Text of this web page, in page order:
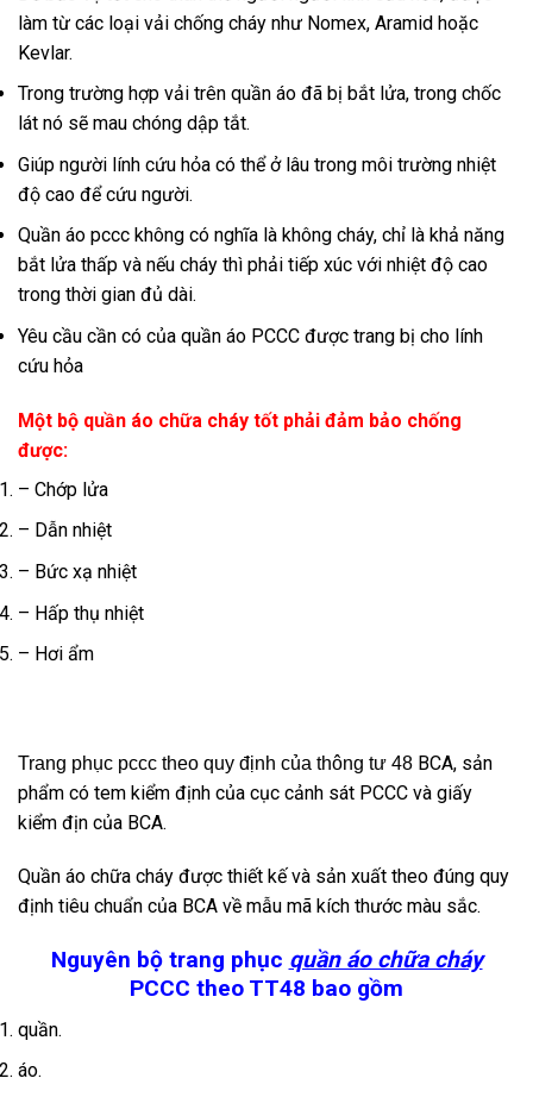
làm từ các loại vải chống cháy như Nomex, Aramid hoặc
Kevlar.
Trong trường hợp vải trên quần áo đã bị bắt lửa, trong chốc
lát nó sẽ mau chóng dập tắt.
Giúp người lính cứu hỏa có thể ở lâu trong môi trường nhiệt
độ cao để cứu người.
Quần áo pccc không có nghĩa là không cháy, chỉ là khả năng
bắt lửa thấp và nếu cháy thì phải tiếp xúc với nhiệt độ cao
trong thời gian đủ dài.
Yêu cầu cần có của quần áo PCCC được trang bị cho lính
cứu hỏa
Một bộ quần áo chữa cháy tốt phải đảm bảo chống
được:
– Chớp lửa
– Dẫn nhiệt
– Bức xạ nhiệt
– Hấp thụ nhiệt
– Hơi ẩm
Trang phục pccc theo quy định của thông tư 48 BCA, sản
phẩm có tem kiểm định của cục cảnh sát PCCC và giấy
kiểm địn của BCA.
Quần áo chữa cháy được thiết kế và sản xuất theo đúng quy
định tiêu chuẩn của BCA về mẫu mã kích thước màu sắc.
Nguyên bộ trang phục quần áo chữa cháy
PCCC theo TT48 bao gồm
quần.
áo.